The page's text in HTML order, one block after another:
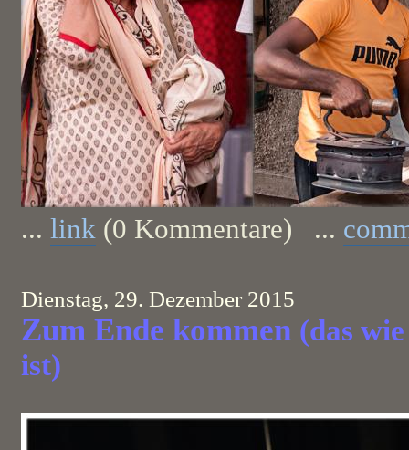
... link (0 Kommentare) ...
Dienstag, 29. Dezember 2015
Zum Ende kommen (das
ist)